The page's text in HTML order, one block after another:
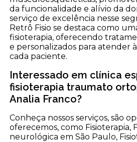
da funcionalidade e alívio da
serviço de excelência nesse
Retrô Fisio se destaca como
fisioterapia, oferecendo
e personalizados para atender
cada paciente.
Interessado em clínica
fisioterapia traumato
Analia Franco?
Conheça nossos serviços, são
oferecemos, como Fisioterapia,
neurológica em São Paulo,